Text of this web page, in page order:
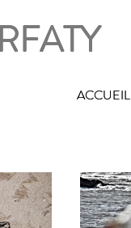
ACCUEIL
ACCUEIL